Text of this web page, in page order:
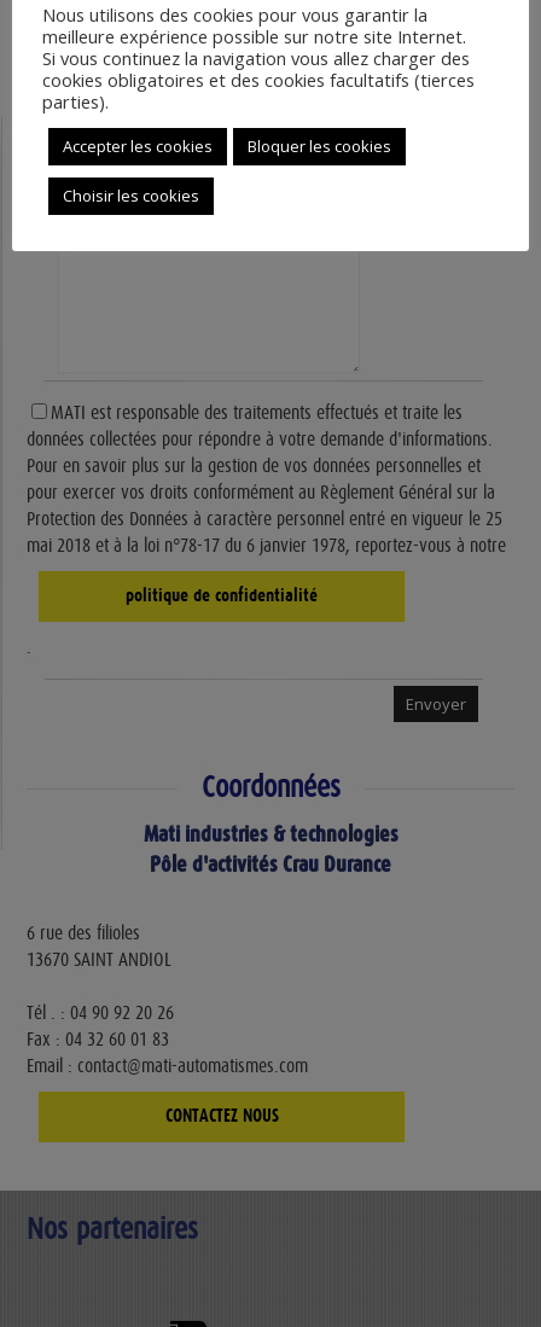
Sujet
Votre message
MATI est responsable des traitements effectués et traite les
données collectées pour répondre à votre demande d'informations.
Pour en savoir plus sur la gestion de vos données personnelles et
pour exercer vos droits conformément au Règlement Général sur la
Protection des Données à caractère personnel entré en vigueur le 25
mai 2018 et à la loi n°78-17 du 6 janvier 1978, reportez-vous à notre
politique de confidentialité
.
Coordonnées
Mati industries & technologies
Pôle d'activités Crau Durance
6 rue des filioles
13670 SAINT ANDIOL
Tél . : 04 90 92 20 26
Fax : 04 32 60 01 83
Email : contact@mati-automatismes.com
CONTACTEZ NOUS
Nos partenaires
Nous utilisons des cookies pour vous garantir la
meilleure expérience possible sur notre site Internet.
Si vous continuez la navigation vous allez charger des
cookies obligatoires et des cookies facultatifs (tierces
parties).
Accepter les cookies Bloquer les cookies
Choisir les cookies